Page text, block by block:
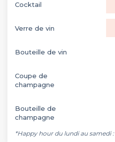
Cocktail
Verre de vin
Bouteille de vin
Coupe de
champagne
Bouteille de
champagne
*Happy hour du lundi au samedi :